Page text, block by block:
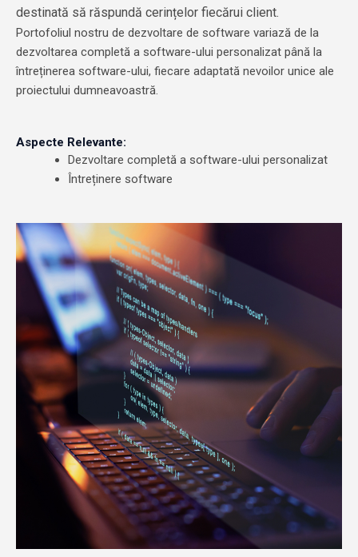
destinată să răspundă cerințelor fiecărui client.
Portofoliul nostru de dezvoltare de software variază de la
dezvoltarea completă a software-ului personalizat până la
întreținerea software-ului, fiecare adaptată nevoilor unice ale
proiectului dumneavoastră.
Aspecte Relevante:
Dezvoltare completă a software-ului personalizat
Întreținere software